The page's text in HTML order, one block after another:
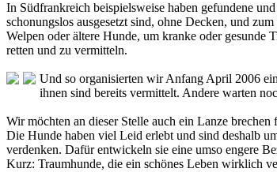
In Südfrankreich beispielsweise haben gefundene
schonungslos ausgesetzt sind, ohne Decken, und
Welpen oder ältere Hunde, um kranke oder gesunde
retten und zu vermitteln.
Und so organisierten wir Anfang April 2006
ihnen sind bereits vermittelt. Andere warten
Wir möchten an dieser Stelle auch ein Lanze
Die Hunde haben viel Leid erlebt und sind deshalb
verdenken. Dafür entwickeln sie eine umso engere
Kurz: Traumhunde, die ein schönes Leben wirklich